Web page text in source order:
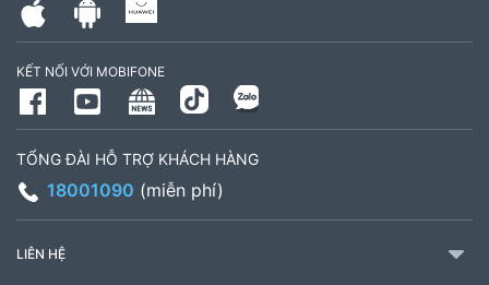
KẾT NỐI VỚI MOBIFONE
TỔNG ĐÀI HỖ TRỢ KHÁCH HÀNG
18001090 (miễn phí)
LIÊN HỆ